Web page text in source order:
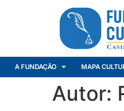
A FUNDAÇÃO MAPA
Autor: